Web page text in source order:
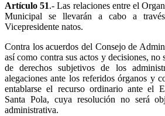
Artículo 51.- Las relaciones entre el
Municipal se llevarán a cabo a
Vicepresidente natos.
Contra los acuerdos del Consejo de
así como contra sus actos y decisiones, no
de derechos subjetivos de los
alegaciones ante los referidos órganos y
entablarse el recurso ordinario ante el
Santa Pola, cuya resolución no será
administrativa.